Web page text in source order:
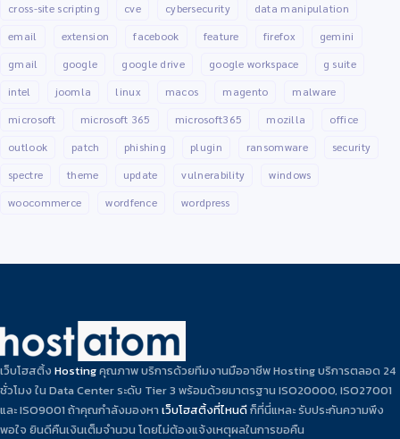
cross-site scripting
cve cybersecurity
data manipulation
email
extension facebook feature firefox
gemini
gmail
google google drive google workspace
g suite
intel
joomla linux macos magento
malware
microsoft
microsoft 365 microsoft365 mozilla
office
outlook
patch phishing plugin ransomware
security
spectre
theme update vulnerability
windows
woocommerce
wordfence wordpress
เว็บโฮสติ้ง Hostingคุณภาพ บริการด้วยทีมงานมืออาชีพ Hosting บริการตลอด 24
ชั่วโมง ใน Data Center ระดับ Tier 3 พร้อมด้วยมาตรฐาน ISO20000, ISO27001
และ ISO9001 ถ้าคุณกำลังมองหา เว็บโฮสติ้งที่ไหนดีก็ที่นี่แหละ รับประกันความพึง
พอใจ ยินดีคืนเงินเต็มจำนวน โดยไม่ต้องแจ้งเหตุผลในการขอคืน